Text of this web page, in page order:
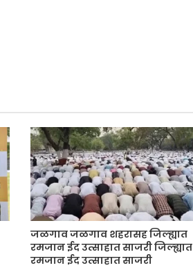
जळगाव जळगाव शहरासह जिल्ह्यात
रमजान ईद उत्साहात साजरी जिल्ह्यात
रमजान ईद उत्साहात साजरी